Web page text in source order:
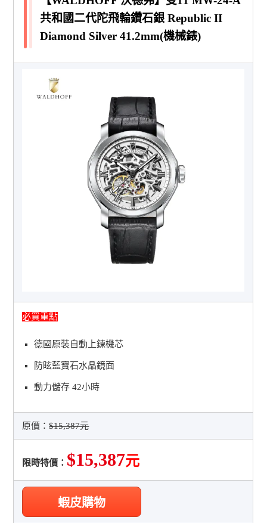
共和國二代陀飛輪鑽石銀 Republic II
Diamond Silver 41.2mm(機械錶)
必買重點
德國原裝自動上鍊機芯
防眩藍寶石水晶鏡面
動力儲存 42小時
原價：$15,387元
限時特價： $15,387元
蝦皮購物